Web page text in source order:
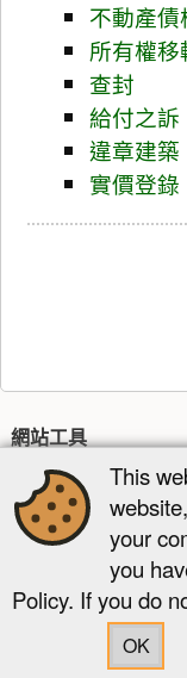
不動產
所有權移
查封
給付之訴
違章建築
實價登錄
網站工具
最近更新 多媒體管理器
頁面工具
舊版 反
This
your
you
Policy. If you do
OK